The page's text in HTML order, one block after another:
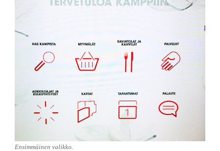
Ensimmäinen valikko.